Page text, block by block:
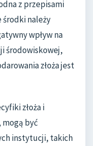
z przepisami
środki należy
wpływ na
środowiskowej,
złoża jest
złoża i
być
instytucji, takich